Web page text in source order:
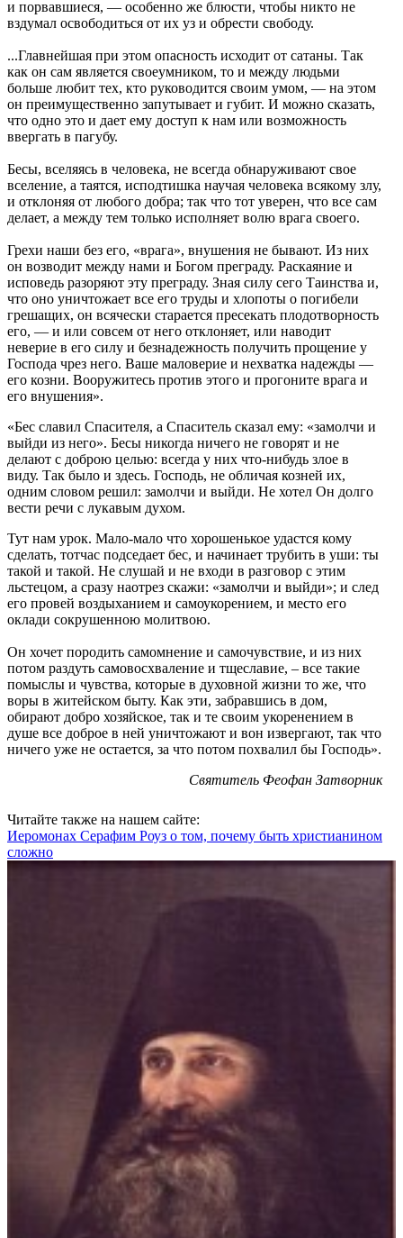
и порвавшиеся, — особенно же блюсти, чтобы никто не
вздумал освободиться от их уз и обрести свободу.
...Главнейшая при этом опасность исходит от сатаны. Так
как он сам является своеумником, то и между людьми
больше любит тех, кто руководится своим умом, — на этом
он преимущественно запутывает и губит. И можно сказать,
что одно это и дает ему доступ к нам или возможность
ввергать в пагубу.
Бесы, вселяясь в человека, не всегда обнаруживают свое
вселение, а таятся, исподтишка научая человека всякому злу,
и отклоняя от любого добра; так что тот уверен, что все сам
делает, а между тем только исполняет волю врага своего.
Грехи наши без его, «врага», внушения не бывают. Из них
он возводит между нами и Богом преграду. Раскаяние и
исповедь разоряют эту преграду. Зная силу сего Таинства и,
что оно уничтожает все его труды и хлопоты о погибели
грешащих, он всячески старается пресекать плодотворность
его, — и или совсем от него отклоняет, или наводит
неверие в его силу и безнадежность получить прощение у
Господа чрез него. Ваше маловерие и нехватка надежды —
его козни. Вооружитесь против этого и прогоните врага и
его внушения».
«Бес славил Спасителя, а Спаситель сказал ему: «замолчи и
выйди из него». Бесы никогда ничего не говорят и не
делают с доброю целью: всегда у них что-нибудь злое в
виду. Так было и здесь. Господь, не обличая козней их,
одним словом решил: замолчи и выйди. Не хотел Он долго
вести речи с лукавым духом.
Тут нам урок. Мало-мало что хорошенькое удастся кому
сделать, тотчас подседает бес, и начинает трубить в уши: ты
такой и такой. Не слушай и не входи в разговор с этим
льстецом, а сразу наотрез скажи: «замолчи и выйди»; и след
его провей воздыханием и самоукорением, и место его
оклади сокрушенною молитвою.
Он хочет породить самомнение и самочувствие, и из них
потом раздуть самовосхваление и тщеславие, – все такие
помыслы и чувства, которые в духовной жизни то же, что
воры в житейском быту. Как эти, забравшись в дом,
обирают добро хозяйское, так и те своим укоренением в
душе все доброе в ней уничтожают и вон извергают, так что
ничего уже не остается, за что потом похвалил бы Господь».
Святитель Феофан Затворник
Читайте также на нашем сайте:
Иеромонах Серафим Роуз о том, почему быть христианином
сложно